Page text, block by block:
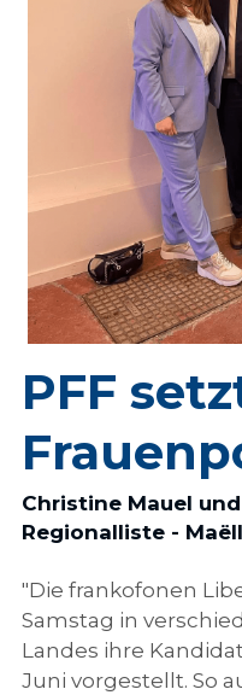
PFF
Christine Mauel
Regionalliste -
"Die frankofonen
Samstag in
Landes ihre
Juni vorgestellt. So